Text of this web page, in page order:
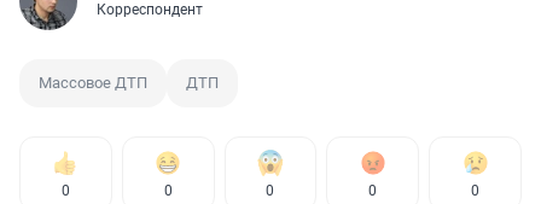
Корреспондент
Массовое ДТП ДТП
0 0 0 0 0